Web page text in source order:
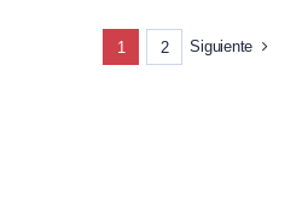
1 2 Siguiente